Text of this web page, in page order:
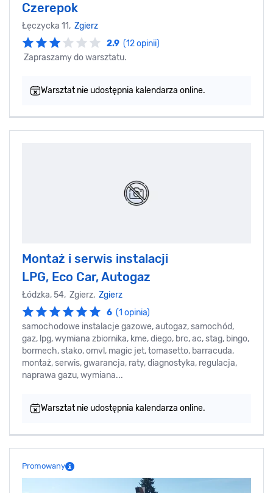
Czerepok
Łęczycka 11, Zgierz
2.9 (12 opinii)
Zapraszamy do warsztatu.
Warsztat nie udostępnia kalendarza online.
Montaż i serwis instalacji
LPG, Eco Car, Autogaz
Łódzka, 54, Zgierz, Zgierz
6 (1 opinia)
samochodowe instalacje gazowe, autogaz, samochód,
gaz, lpg, wymiana zbiornika, kme, diego, brc, ac, stag, bingo,
bormech, stako, omvl, magic jet, tomasetto, barracuda,
montaż, serwis, gwarancja, raty, diagnostyka, regulacja,
naprawa gazu, wymiana...
Warsztat nie udostępnia kalendarza online.
Promowany